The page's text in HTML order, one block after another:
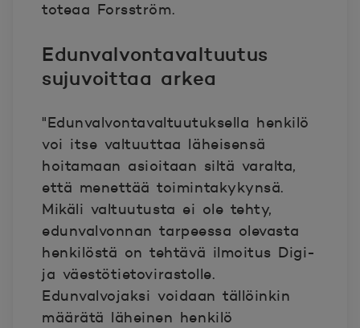
toteaa Forsström.
Edunvalvontavaltuutus
sujuvoittaa arkea
"Edunvalvontavaltuutuksella henkilö
voi itse valtuuttaa läheisensä
hoitamaan asioitaan siltä varalta,
että menettää toimintakykynsä.
Mikäli valtuutusta ei ole tehty,
edunvalvonnan tarpeessa olevasta
henkilöstä on tehtävä ilmoitus Digi-
ja väestötietovirastolle.
Edunvalvojaksi voidaan tällöinkin
määrätä läheinen henkilö